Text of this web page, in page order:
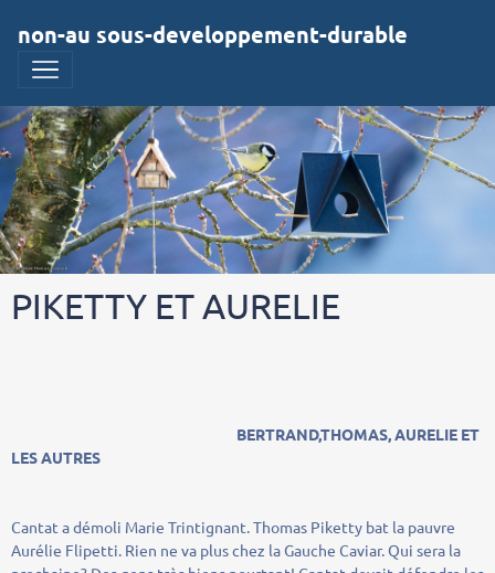
non-au sous-developpement-durable
PIKETTY ET AURELIE
BERTRAND,THOMAS, AURELIE ET
LES AUTRES
Cantat a démoli Marie Trintignant. Thomas Piketty bat la pauvre
Aurélie Flipetti. Rien ne va plus chez la Gauche Caviar. Qui sera la